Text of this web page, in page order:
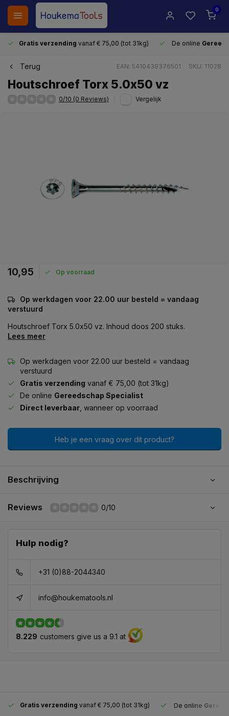
0
Gratis verzending vanaf € 75,00 (tot 31kg) De online
Terug EAN: 5410439376501 SKU: 11028
Houtschroef Torx 5.0x50 vz
0/10 (0 Reviews) Vergelijk
10,95 Op voorraad
Op werkdagen voor 22.00 uur besteld = vandaag
verstuurd
Houtschroef Torx 5.0x50 vz. Inhoud doos 200 stuks.
Lees meer
Op werkdagen voor 22.00 uur besteld = vandaag
verstuurd
Gratis verzending vanaf € 75,00 (tot 31kg)
De online Gereedschap Specialist
Direct leverbaar , wanneer op voorraad
Heb je een vraag over dit product?
Beschrijving
Reviews 0/10
Hulp nodig?
+31 (0)88-2044340
info@houkematools.nl
8.229 customers give us a 9.1 at
Gratis verzending vanaf € 75,00 (tot 31kg) De online